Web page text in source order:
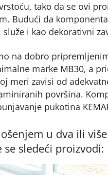
tako da se ovi
Budući da
i kao dekorativni
na dobro
marke MB30, a
meri zavisi od
površina.
pukotina
u dva ili
sledeći proizvodi: